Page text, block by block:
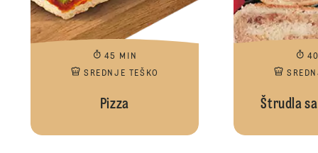
45 MIN
SREDNJE TEŠKO
Pizza Štrudla